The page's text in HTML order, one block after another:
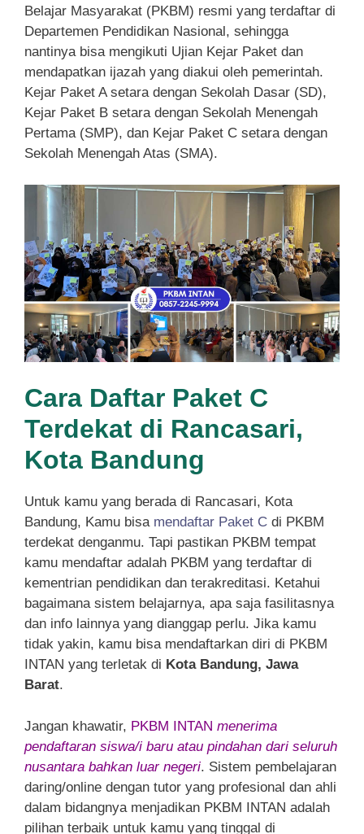
Belajar Masyarakat (PKBM) resmi yang terdaftar di
Departemen Pendidikan Nasional, sehingga
nantinya bisa mengikuti Ujian Kejar Paket dan
mendapatkan ijazah yang diakui oleh pemerintah.
Kejar Paket A setara dengan Sekolah Dasar (SD),
Kejar Paket B setara dengan Sekolah Menengah
Pertama (SMP), dan Kejar Paket C setara dengan
Sekolah Menengah Atas (SMA).
Cara Daftar Paket C
Terdekat di Rancasari,
Kota Bandung
Untuk kamu yang berada di Rancasari, Kota
Bandung, Kamu bisa mendaftar Paket C di PKBM
terdekat denganmu. Tapi pastikan PKBM tempat
kamu mendaftar adalah PKBM yang terdaftar di
kementrian pendidikan dan terakreditasi. Ketahui
bagaimana sistem belajarnya, apa saja fasilitasnya
dan info lainnya yang dianggap perlu. Jika kamu
tidak yakin, kamu bisa mendaftarkan diri di PKBM
INTAN yang terletak di Kota Bandung, Jawa
Barat.
Jangan khawatir, PKBM INTAN menerima
pendaftaran siswa/i baru atau pindahan dari seluruh
nusantara bahkan luar negeri. Sistem pembelajaran
daring/online dengan tutor yang profesional dan ahli
dalam bidangnya menjadikan PKBM INTAN adalah
pilihan terbaik untuk kamu yang tinggal di